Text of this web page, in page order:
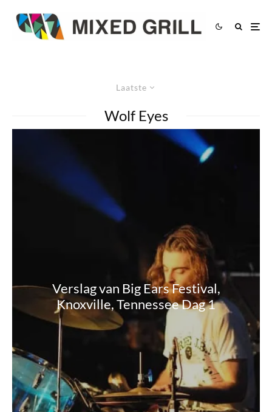
Laatste
Wolf Eyes
Verslag van Big Ears Festival,
Knoxville, Tennessee Dag 1